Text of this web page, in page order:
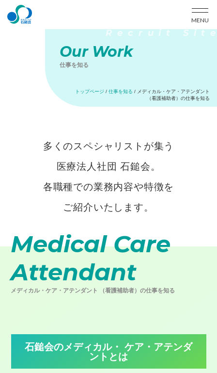
Our Work
仕事を知る
トップページ / 仕事を知る / メディカル・ケア・アテンダント
（看護補助者）の仕事を知る
多くのスペシャリストが集う
医療法人社団 石鎚会。
各職種での業務内容や特徴を
ご紹介いたします。
Medical Care
Attendant
メディカル・ケア・アテンダント （看護補助者）の仕事を知る
石鎚会のメディカル・ ケア・アテンダ
ントとは
MENU